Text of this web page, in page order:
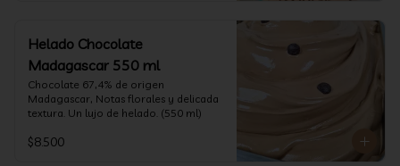
Helado Chocolate
Madagascar 550 ml
Chocolate 67,4% de origen
Madagascar, Notas florales y delicada
textura. Un lujo de helado. (550 ml)
$8.500